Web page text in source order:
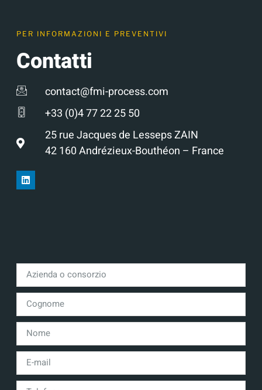
PER INFORMAZIONI E PREVENTIVI
Contatti
contact@fmi-process.com
+33 (0)4 77 22 25 50
25 rue Jacques de Lesseps ZAIN
42 160 Andrézieux-Bouthéon – France